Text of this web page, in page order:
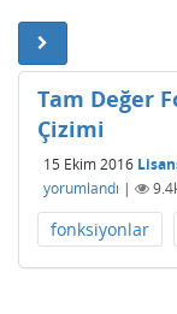
Tam Değer
Çizimi
15 Ekim 2016
yorumlandı |
fonksiyonlar